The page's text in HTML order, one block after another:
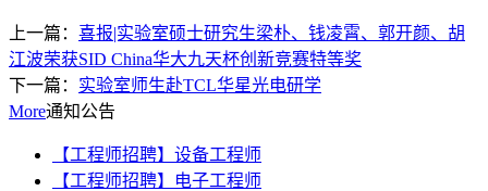
上一篇： 喜报|实验室硕士研究生梁朴、钱凌霄、郭开颜、胡
江波荣获SID China华大九天杯创新竞赛特等奖
下一篇： 实验室师生赴TCL华星光电研学
More通知公告
【工程师招聘】设备工程师
【工程师招聘】电子工程师